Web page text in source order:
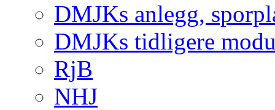
DMJKs anlegg,
DMJKs tidligere
RjB
NHJ